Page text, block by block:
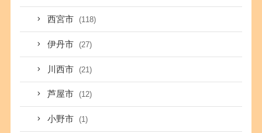
西宮市 (118)
伊丹市 (27)
川西市 (21)
芦屋市 (12)
小野市 (1)